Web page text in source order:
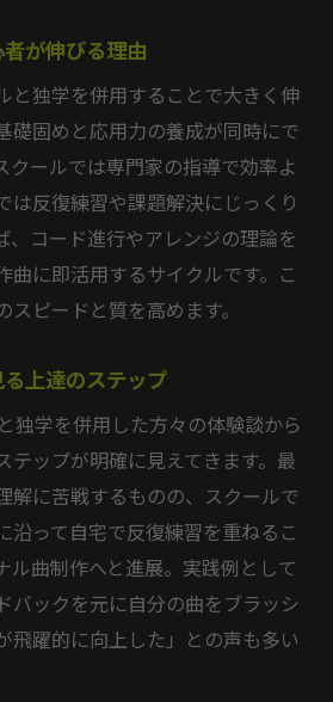
が伸びる理由
と独学を併用することで大きく伸
礎固めと応用力の養成が同時にで
クールでは専門家の指導で効率よ
は反復練習や課題解決にじっくり
、コード進行やアレンジの理論を
曲に即活用するサイクルです。こ
ピードと質を高めます。
上達のステップ
独学を併用した方々の体験談から
テップが明確に見えてきます。最
解に苦戦するものの、スクールで
沿って自宅で反復練習を重ねるこ
ル曲制作へと進展。実践例として
バックを元に自分の曲をブラッシ
飛躍的に向上した」との声も多い